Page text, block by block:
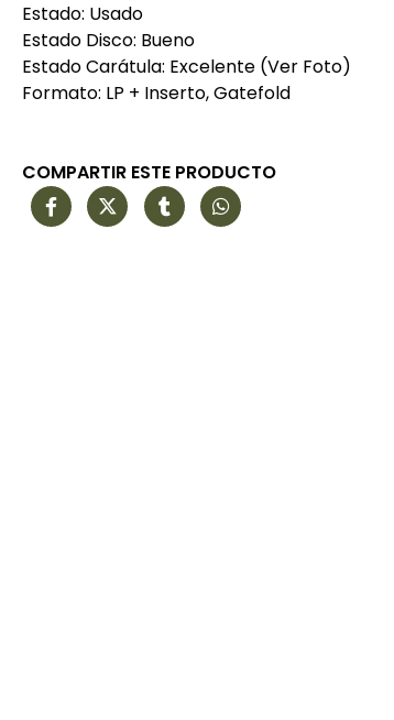
Estado: Usado
Estado Disco: Bueno
Estado Carátula: Excelente (Ver Foto)
Formato: LP + Inserto, Gatefold
COMPARTIR ESTE PRODUCTO